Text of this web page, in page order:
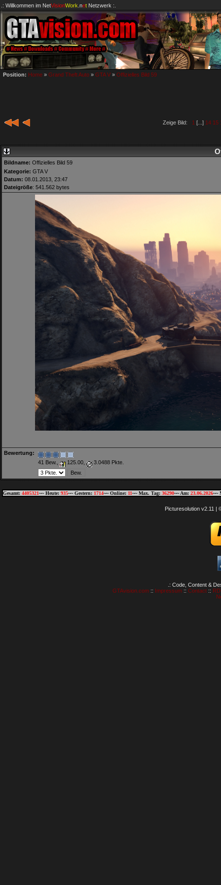
.: Willkommen im NetVisionWork .netNetzwerk :.
Position: Home » Grand Theft Auto » GTA V » Offizielles Bild 59
Zeige Bild: 1 [...] 14 15
Bildname: Offizielles Bild 59
Kategorie: GTA V
Datum: 08.01.2013, 23:47
Dateigröße: 541.562 bytes
Bewertung:
41 Bew.,
125.00, 3.0488 Pkte.
Gesamt: 4405321~~ Heute: 935~~ Gestern: 1714~~ Online: 11~~ Max. Tag: 36290~~ Am: 23.06.2026~~
Picturesolution v2.11 |
.: Code, Content &
GTAvision.com:: Impressum:: Contact::